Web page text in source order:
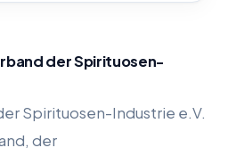
der Spirituosen-
Spirituosen-Industrie e.V.
der